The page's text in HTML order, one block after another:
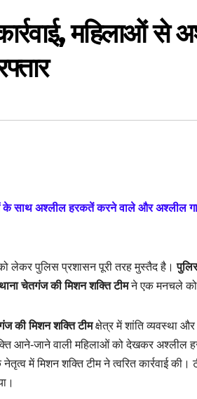
महिलाओं से
के साथ अश्लील हरकतें करने वाले और अश्लील
को लेकर पुलिस प्रशासन पूरी तरह मुस्तैद है।
चेतगंज की मिशन शक्ति टीमने एक मनचले को
की मिशन शक्ति टीमक्षेत्र में शांति व्यवस्था
आने-जाने वाली महिलाओं को देखकर अश्लील
में मिशन शक्ति टीम ने त्वरित कार्रवाई